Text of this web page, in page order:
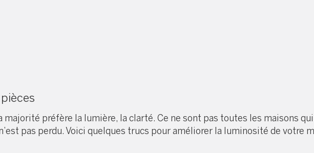
préfère la lumière, la clarté. Ce ne sont pas toutes les maisons
pas perdu. Voici quelques trucs pour améliorer la luminosité de votre